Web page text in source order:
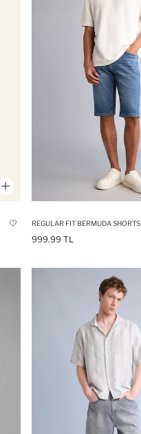
REGULAR FIT BERMUDA SHORTS
999.99 TL